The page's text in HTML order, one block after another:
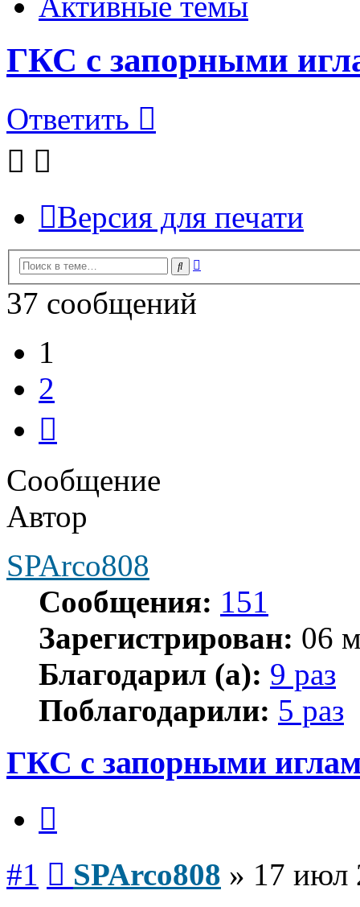
ГКС с запорными
Ответить
Версия для печати
Поиск
37 сообщений
1
2
Сообщение
Автор
SPArco808
Сообщения: 151
Зарегистрирован: 06
Благодарил (а): 9 раз
Поблагодарили: 5 раз
ГКС с запорными
#1 SPArco808 » 17 июл